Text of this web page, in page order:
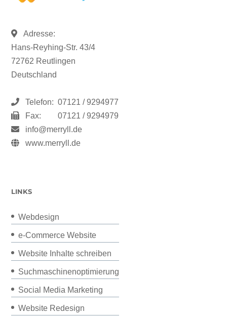
Adresse:
Hans-Reyhing-Str. 43/4
72762 Reutlingen
Deutschland
Telefon: 07121 / 9294977
Fax:
07121 / 9294979
info@merryll.de
www.merryll.de
LINKS
Webdesign
e-Commerce Website
Website Inhalte schreiben
Suchmaschinenoptimierung
Social Media Marketing
Website Redesign